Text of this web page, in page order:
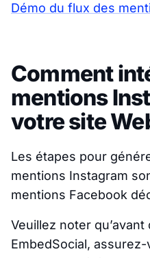
Démo du flux des
Comment
mentions
votre site
Les étapes pour
mentions Instagram
mentions Facebook
Veuillez noter
EmbedSocial,